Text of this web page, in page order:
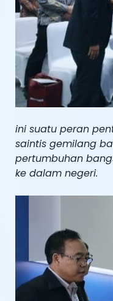
ini suatu peran
saintis gemilang
pertumbuhan
ke dalam negeri.